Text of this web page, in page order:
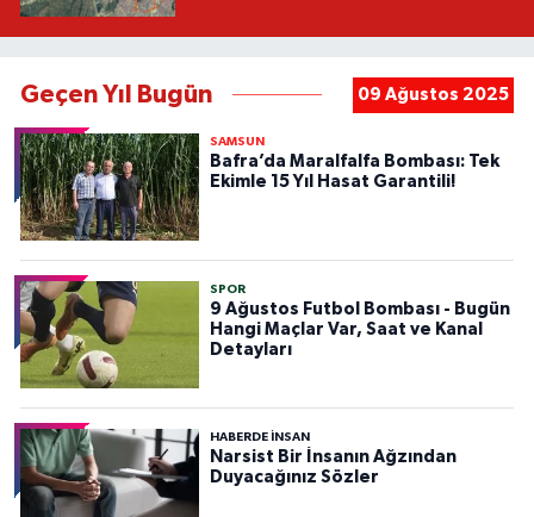
Geçen Yıl Bugün 09 Ağustos 2025
SAMSUN
Bafra’da Maralfalfa Bombası: Tek
Ekimle 15 Yıl Hasat Garantili!
SPOR
9 Ağustos Futbol Bombası - Bugün
Hangi Maçlar Var, Saat ve Kanal
Detayları
HABERDE INSAN
Narsist Bir İnsanın Ağzından
Duyacağınız Sözler